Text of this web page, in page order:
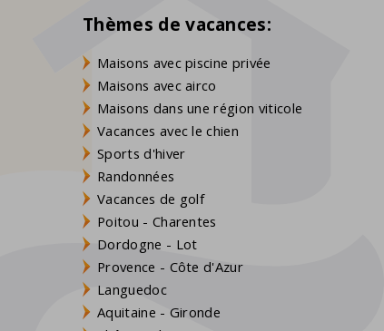
Thèmes de vacances:
Maisons avec piscine privée
Maisons avec airco
Maisons dans une région viticole
Vacances avec le chien
Sports d'hiver
Randonnées
Vacances de golf
Poitou - Charentes
Dordogne - Lot
Provence - Côte d'Azur
Languedoc
Aquitaine - Gironde